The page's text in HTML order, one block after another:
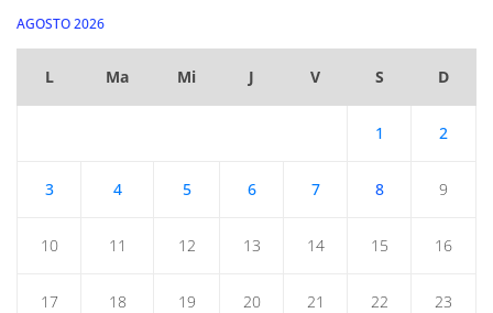
AGOSTO 2026
L Ma Mi J V S D
1 2
3 4 5 6 7 8 9
10 11 12 13 14 15 16
17 18 19 20 21 22 23